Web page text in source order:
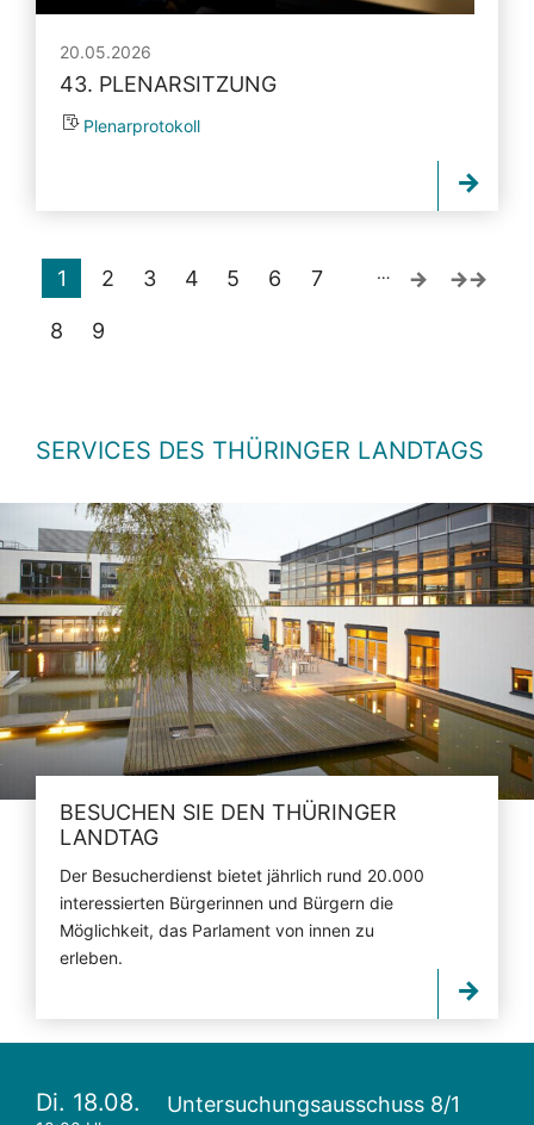
20.05.2026
43. PLENARSITZUNG
Plenarprotokoll
1 2 3 4 5 6 7
8 9
…
SERVICES DES THÜRINGER LANDTAGS
BESUCHEN SIE DEN THÜRINGER
LANDTAG
Der Besucherdienst bietet jährlich rund 20.000
interessierten Bürgerinnen und Bürgern die
Möglichkeit, das Parlament von innen zu
erleben.
Di. 18.08. Untersuchungsausschuss 8/1